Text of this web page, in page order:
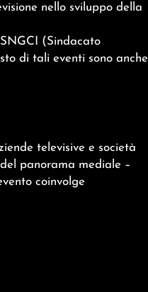
nello sviluppo della
(Sindacato
di tali eventi sono anche
televisive e società
panorama mediale –
coinvolge